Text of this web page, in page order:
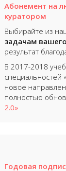
Абонемент на
куратором
Выбирайте из
задачам
результат
В 2017-2018
специальностей
новое
полностью
2.0»
Годовая